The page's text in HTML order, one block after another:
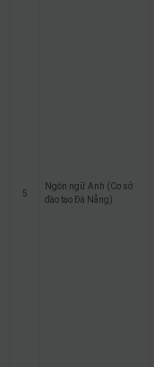
5
Ngôn ngữ Anh (Cơ sở
đào tạo Đà Nẵng)